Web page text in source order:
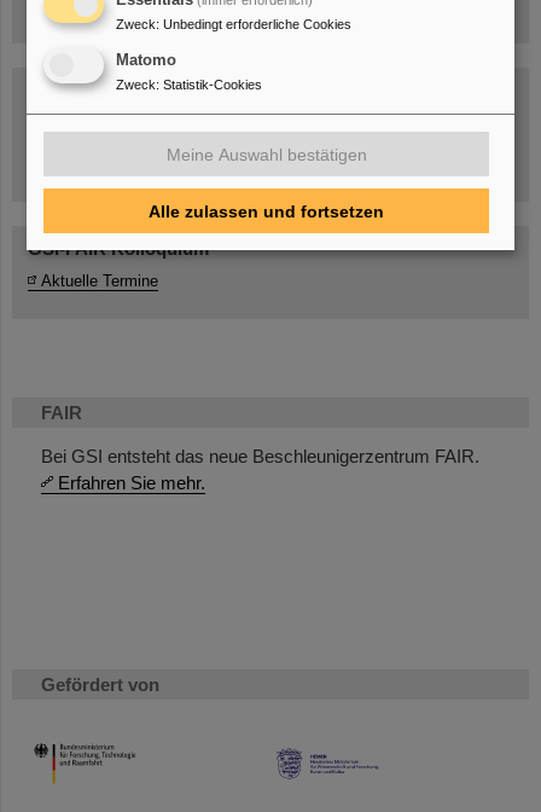
FAIR
Bei GSI entsteht das neue Beschleunigerzentrum FAIR.
Erfahren Sie mehr.
Gefördert von
HMWK
Umgang mit den Auswirkungen des Kriegs in der Ukraine
GSI-FAIR Kolloquium
Aktuelle Termine
Zweck: Unbedingt erforderliche Cookies
Matomo
Zweck: Statistik-Cookies
Meine Auswahl bestätigen
Alle zulassen und fortsetzen